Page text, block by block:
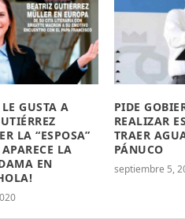
GUSTA A
LA “ESPOSA”
LA
EN
PIDE
REALIZAR
TRAER
PÁNUCO
septiembre 5,